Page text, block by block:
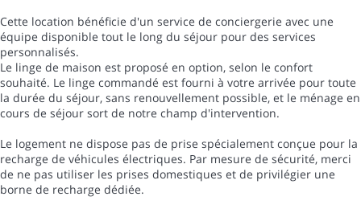
Cette location bénéficie d'un service de conciergerie avec une
équipe disponible tout le long du séjour pour des services
personnalisés.
Le linge de maison est proposé en option, selon le confort
souhaité. Le linge commandé est fourni à votre arrivée pour toute
la durée du séjour, sans renouvellement possible, et le ménage en
cours de séjour sort de notre champ d'intervention.
Le logement ne dispose pas de prise spécialement conçue pour la
recharge de véhicules électriques. Par mesure de sécurité, merci
de ne pas utiliser les prises domestiques et de privilégier une
borne de recharge dédiée.